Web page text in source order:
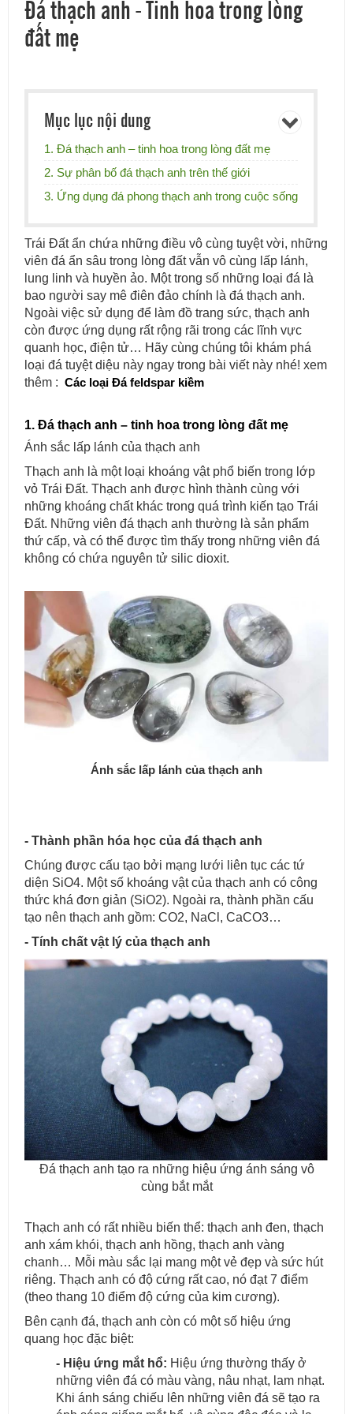
Đá thạch anh - Tinh hoa trong lòng
đất mẹ
Mục lục nội dung
1. Đá thạch anh – tinh hoa trong lòng đất mẹ
2. Sự phân bố đá thạch anh trên thế giới
3. Ứng dụng đá phong thạch anh trong cuộc sống
Trái Đất ẩn chứa những điều vô cùng tuyệt vời, những
viên đá ẩn sâu trong lòng đất vẫn vô cùng lấp lánh,
lung linh và huyền ảo. Một trong số những loại đá là
bao người say mê điên đảo chính là đá thạch anh.
Ngoài việc sử dụng để làm đồ trang sức, thạch anh
còn được ứng dụng rất rộng rãi trong các lĩnh vực
quanh học, điện tử… Hãy cùng chúng tôi khám phá
loại đá tuyệt diệu này ngay trong bài viết này nhé! xem
thêm : Các loại Đá feldspar kiềm​
1. Đá thạch anh – tinh hoa trong lòng đất mẹ
Ánh sắc lấp lánh của thạch anh
Thạch anh là một loại khoáng vật phổ biến trong lớp
vỏ Trái Đất. Thạch anh được hình thành cùng với
những khoáng chất khác trong quá trình kiến tạo Trái
Đất. Những viên đá thạch anh thường là sản phẩm
thứ cấp, và có thể được tìm thấy trong những viên đá
không có chứa nguyên tử silic dioxit.
Ánh sắc lấp lánh của thạch anh
- Thành phần hóa học của đá thạch anh
Chúng được cấu tạo bởi mạng lưới liên tục các tứ
diện SiO4. Một số khoáng vật của thạch anh có công
thức khá đơn giản (SiO2). Ngoài ra, thành phần cấu
tạo nên thạch anh gồm: CO2, NaCl, CaCO3…
- Tính chất vật lý của thạch anh
Đá thạch anh tạo ra những hiệu ứng ánh sáng vô
cùng bắt mắt
Thạch anh có rất nhiều biến thể: thạch anh đen, thạch
anh xám khói, thạch anh hồng, thạch anh vàng
chanh… Mỗi màu sắc lại mang một vẻ đẹp và sức hút
riêng. Thạch anh có độ cứng rất cao, nó đạt 7 điểm
(theo thang 10 điểm độ cứng của kim cương).
Bên cạnh đá, thạch anh còn có một số hiệu ứng
quang học đặc biệt:
- Hiệu ứng mắt hổ: Hiệu ứng thường thấy ở
những viên đá có màu vàng, nâu nhạt, lam nhạt.
Khi ánh sáng chiếu lên những viên đá sẽ tạo ra